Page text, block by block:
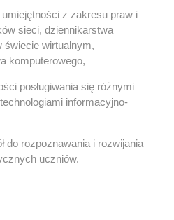
z zakresu praw i
sieci, dziennikarstwa
świecie wirtualnym,
komputerowego,
posługiwania się różnymi
informacyjno-
rozpoznawania i rozwijania
uczniów.